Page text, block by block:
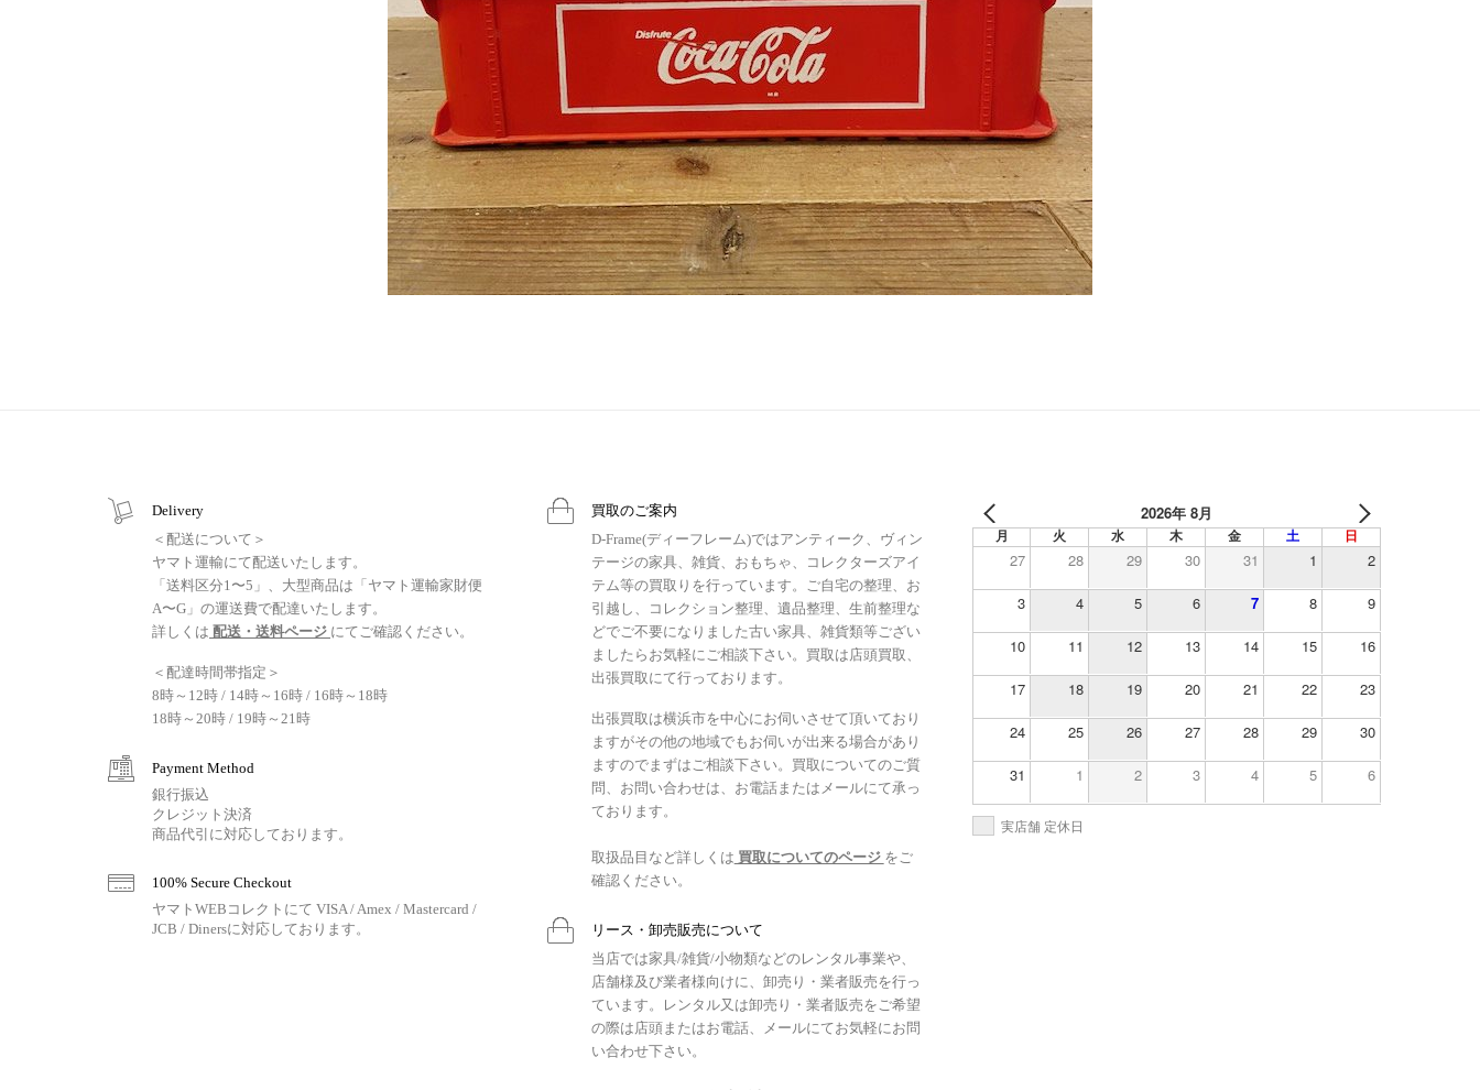
Delivery
＜配送について＞
ヤマト運輸にて配送いたします。
「送料区分1〜5」、大型商品は「ヤマト運輸家財便
A〜G」の運送費で配達いたします。
詳しくは 配送・送料ページ にてご確認ください。
＜配達時間帯指定＞
8時～12時 / 14時～16時 / 16時～18時
18時～20時 / 19時～21時
Payment Method
銀行振込
クレジット決済
商品代引に対応しております。
100% Secure Checkout
ヤマトWEBコレクトにて VISA / Amex / Mastercard /
JCB / Dinersに対応しております。
買取のご案内
D-Frame(ディーフレーム)ではアンティーク、ヴィン
テージの家具、雑貨、おもちゃ、コレクターズアイ
テム等の買取りを行っています。ご自宅の整理、お
引越し、コレクション整理、遺品整理、生前整理な
どでご不要になりました古い家具、雑貨類等ござい
ましたらお気軽にご相談下さい。買取は店頭買取、
出張買取にて行っております。
出張買取は横浜市を中心にお伺いさせて頂いており
ますがその他の地域でもお伺いが出来る場合があり
ますのでまずはご相談下さい。買取についてのご質
問、お問い合わせは、お電話またはメールにて承っ
ております。
取扱品目など詳しくは 買取についてのページ をご
確認ください。
リース・卸売販売について
当店では家具/雑貨/小物類などのレンタル事業や、
店舗様及び業者様向けに、卸売り・業者販売を行っ
ています。レンタル又は卸売り・業者販売をご希望
の際は店頭またはお電話、メールにてお気軽にお問
い合わせ下さい。
2026年 8月
月 火 水 木 金 土 日
27 28 29 30 31 1 2
3 4 5 6 7 8 9
10 11 12 13 14 15 16
17 18 19 20 21 22 23
24 25 26 27 28 29 30
31 1 2 3 4 5 6
実店舗 定休日